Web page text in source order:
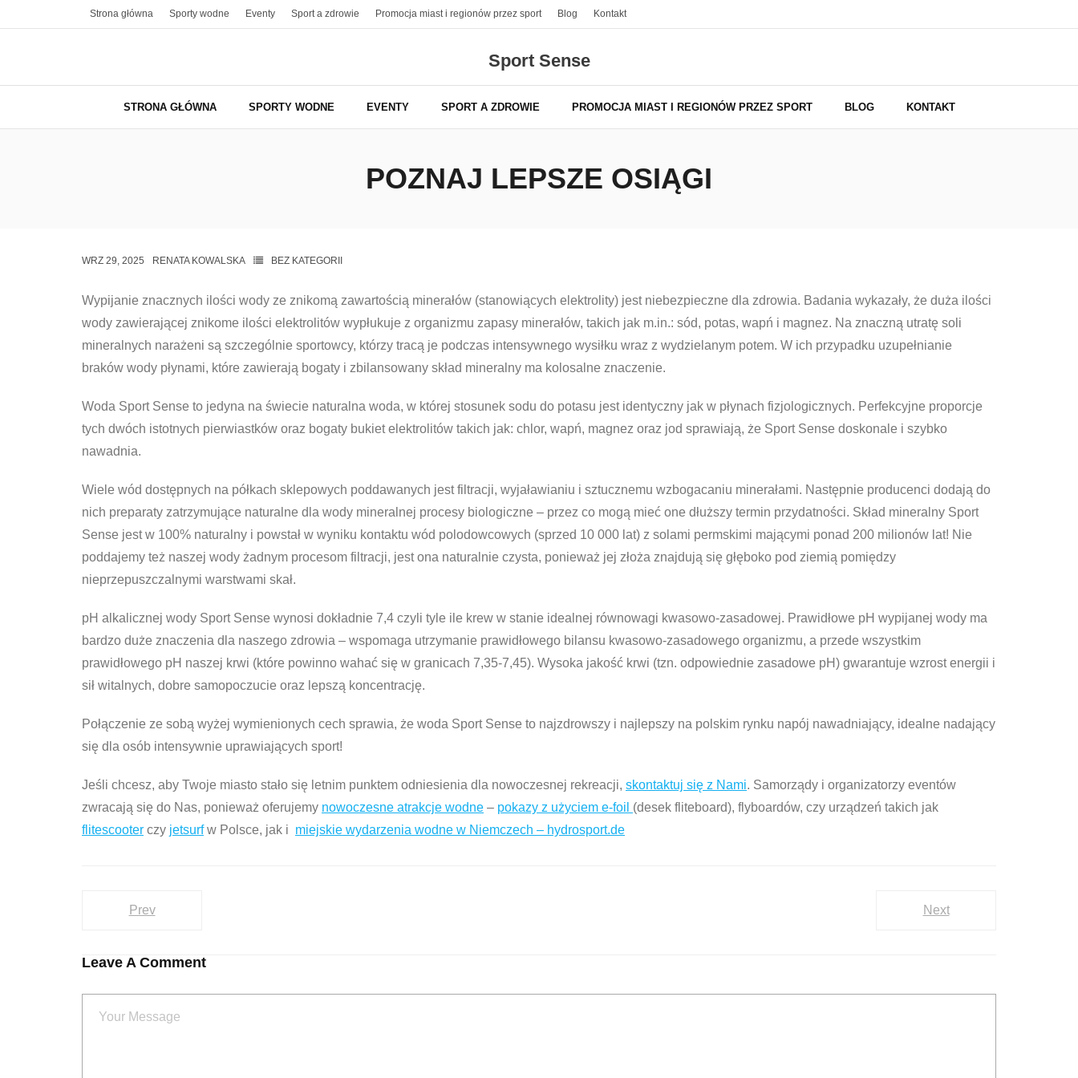
to
Strona główna Sporty wodne Eventy Sport a zdrowie Promocja miast i regionów przez sport Blog Kontakt
Sport Sense
STRONA GŁÓWNA SPORTY WODNE EVENTY SPORT A ZDROWIE PROMOCJA MIAST I REGIONÓW PRZEZ SPORT BLOG KONTAKT
POZNAJ LEPSZE OSIĄGI
WRZ 29, 2025 RENATA KOWALSKA BEZ KATEGORII
Wypijanie znacznych ilości wody ze znikomą zawartością minerałów (stanowiących elektrolity) jest niebezpieczne dla zdrowia. Badania wykazały, że duża ilości
wody zawierającej znikome ilości elektrolitów wypłukuje z organizmu zapasy minerałów, takich jak m.in.: sód, potas, wapń i magnez. Na znaczną utratę soli
mineralnych narażeni są szczególnie sportowcy, którzy tracą je podczas intensywnego wysiłku wraz z wydzielanym potem. W ich przypadku uzupełnianie
braków wody płynami, które zawierają bogaty i zbilansowany skład mineralny ma kolosalne znaczenie.
Woda Sport Sense to jedyna na świecie naturalna woda, w której stosunek sodu do potasu jest identyczny jak w płynach fizjologicznych. Perfekcyjne proporcje
tych dwóch istotnych pierwiastków oraz bogaty bukiet elektrolitów takich jak: chlor, wapń, magnez oraz jod sprawiają, że Sport Sense doskonale i szybko
nawadnia.
Wiele wód dostępnych na półkach sklepowych poddawanych jest filtracji, wyjaławianiu i sztucznemu wzbogacaniu minerałami. Następnie producenci dodają do
nich preparaty zatrzymujące naturalne dla wody mineralnej procesy biologiczne – przez co mogą mieć one dłuższy termin przydatności. Skład mineralny Sport
Sense jest w 100% naturalny i powstał w wyniku kontaktu wód polodowcowych (sprzed 10 000 lat) z solami permskimi mającymi ponad 200 milionów lat! Nie
poddajemy też naszej wody żadnym procesom filtracji, jest ona naturalnie czysta, ponieważ jej złoża znajdują się głęboko pod ziemią pomiędzy
nieprzepuszczalnymi warstwami skał.
pH alkalicznej wody Sport Sense wynosi dokładnie 7,4 czyli tyle ile krew w stanie idealnej równowagi kwasowo-zasadowej. Prawidłowe pH wypijanej wody ma
bardzo duże znaczenia dla naszego zdrowia – wspomaga utrzymanie prawidłowego bilansu kwasowo-zasadowego organizmu, a przede wszystkim
prawidłowego pH naszej krwi (które powinno wahać się w granicach 7,35-7,45). Wysoka jakość krwi (tzn. odpowiednie zasadowe pH) gwarantuje wzrost energii i
sił witalnych, dobre samopoczucie oraz lepszą koncentrację.
Połączenie ze sobą wyżej wymienionych cech sprawia, że woda Sport Sense to najzdrowszy i najlepszy na polskim rynku napój nawadniający, idealne nadający
się dla osób intensywnie uprawiających sport!
Jeśli chcesz, aby Twoje miasto stało się letnim punktem odniesienia dla nowoczesnej rekreacji, skontaktuj się z Nami. Samorządy i organizatorzy eventów
zwracają się do Nas, ponieważ oferujemy nowoczesne atrakcje wodne – pokazy z użyciem e-foil (desek fliteboard), flyboardów, czy urządzeń takich jak
flitescooter czy jetsurfw Polsce, jak i miejskie wydarzenia wodne w Niemczech – hydrosport.de
Prev Next
Leave A Comment